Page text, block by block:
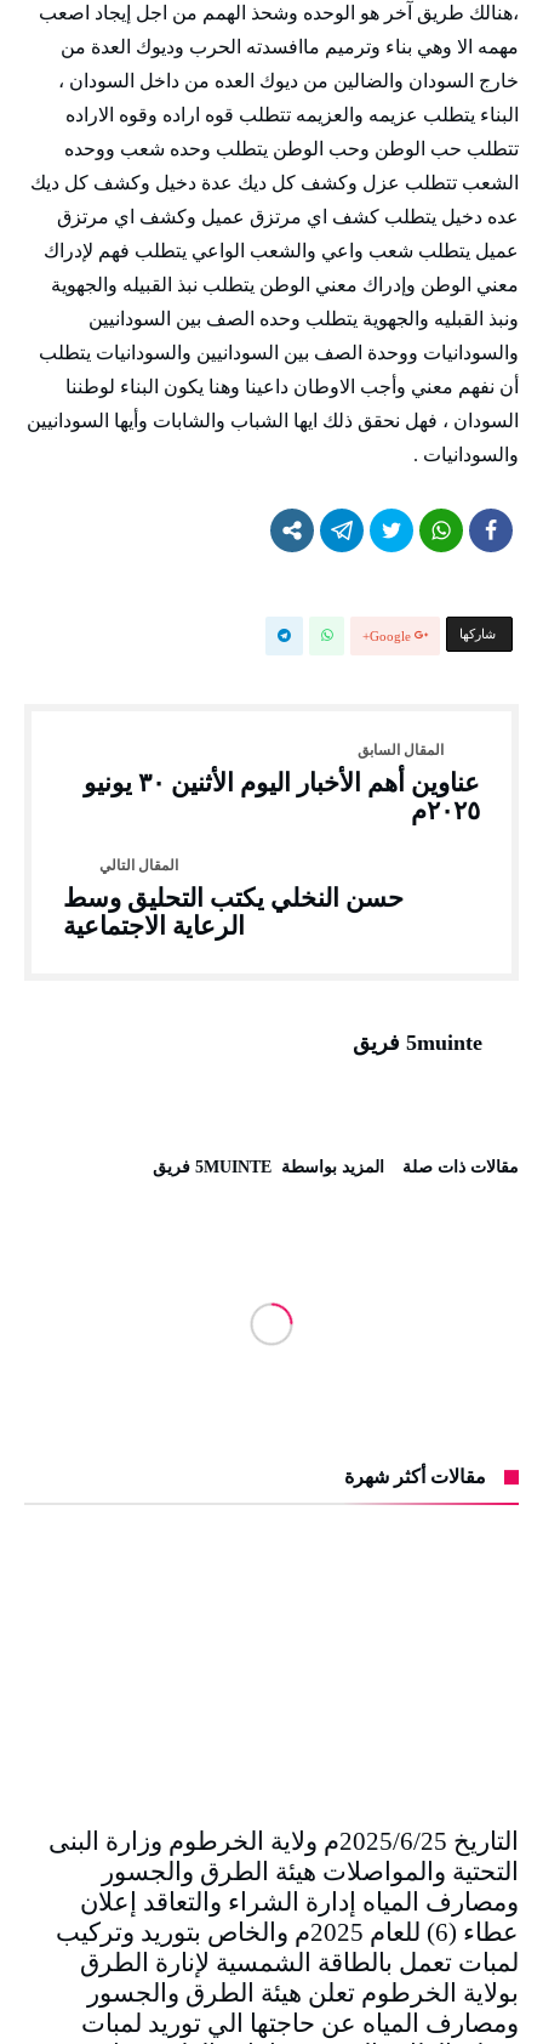
،هنالك طريق آخر هو الوحده وشحذ الهمم من اجل إيجاد اصعب
مهمه الا وهي بناء وترميم ماافسدته الحرب وديوك العدة من
خارج السودان والضالين من ديوك العده من داخل السودان ،
البناء يتطلب عزيمه والعزيمه تتطلب قوه اراده وقوه الاراده
تتطلب حب الوطن وحب الوطن يتطلب وحده شعب ووحده
الشعب تتطلب عزل وكشف كل ديك عدة دخيل وكشف كل ديك
عده دخيل يتطلب كشف اي مرتزق عميل وكشف اي مرتزق
عميل يتطلب شعب واعي والشعب الواعي يتطلب فهم لإدراك
معني الوطن وإدراك معني الوطن يتطلب نبذ القبيله والجهوية
ونبذ القبليه والجهوية يتطلب وحده الصف بين السودانيين
والسودانيات ووحدة الصف بين السودانيين والسودانيات يتطلب
أن نفهم معني وأجب الاوطان داعينا وهنا يكون البناء لوطننا
السودان ، فهل نحقق ذلك ايها الشباب والشابات وأيها السودانيين
والسودانيات .
‫‫ شاركها‬ Google+
عناوين أهم الأخبار اليوم الأثنين ٣٠ يونيو
٢٠٢٥م
حسن النخلي يكتب التحليق وسط
الرعاية الاجتماعية
5muinte فريق
‫مقالات ذات صلة‬ ‫‫المزيد بواسطة‬ ‬ 5MUINTE فريق
مقالات أكثر شهرة
التاريخ 2025/6/25م ولاية الخرطوم وزارة البنى
التحتية والمواصلات هيئة الطرق والجسور
ومصارف المياه إدارة الشراء والتعاقد إعلان
عطاء (6) للعام 2025م والخاص بتوريد وتركيب
لمبات تعمل بالطاقة الشمسية لإنارة الطرق
بولاية الخرطوم تعلن هيئة الطرق والجسور
ومصارف المياه عن حاجتها الي توريد لمبات